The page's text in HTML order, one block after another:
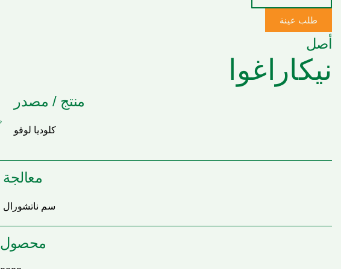
طلب عينة
أصل
نيكاراغوا
منتج / مصدر
كلوديا لوفو
معالجة
سم ناتشورال
محصول